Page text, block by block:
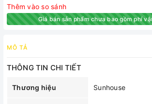
Thêm vào so sánh
Giá bán sản phẩm chưa bao gồm phí
MÔ TẢ
THÔNG TIN CHI TIẾT
Thương hiệu Sunhouse